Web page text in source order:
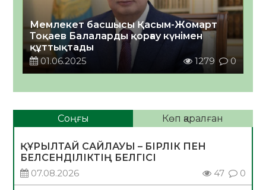
Мемлекет басшысы Қасым-Жомарт
Тоқаев Балаларды қорғау күнімен
құттықтады
01.06.2025
1279 0
Соңғы Көп қаралған
ҚҰРЫЛТАЙ САЙЛАУЫ – БІРЛІК ПЕН
БЕЛСЕНДІЛІКТІҢ БЕЛГІСІ
07.08.2026
47 0